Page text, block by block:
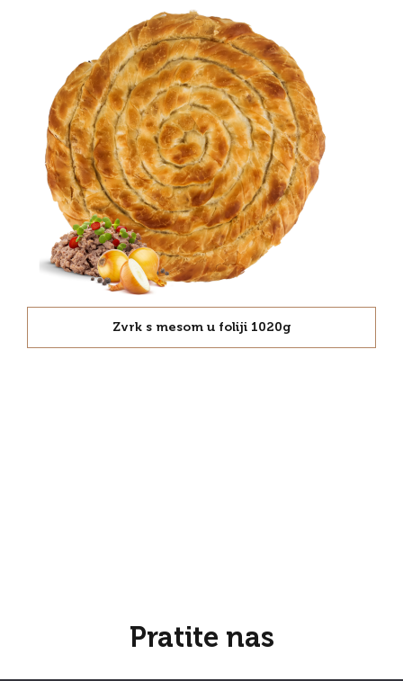
Zvrk s mesom u foliji 1020g
Pratite nas